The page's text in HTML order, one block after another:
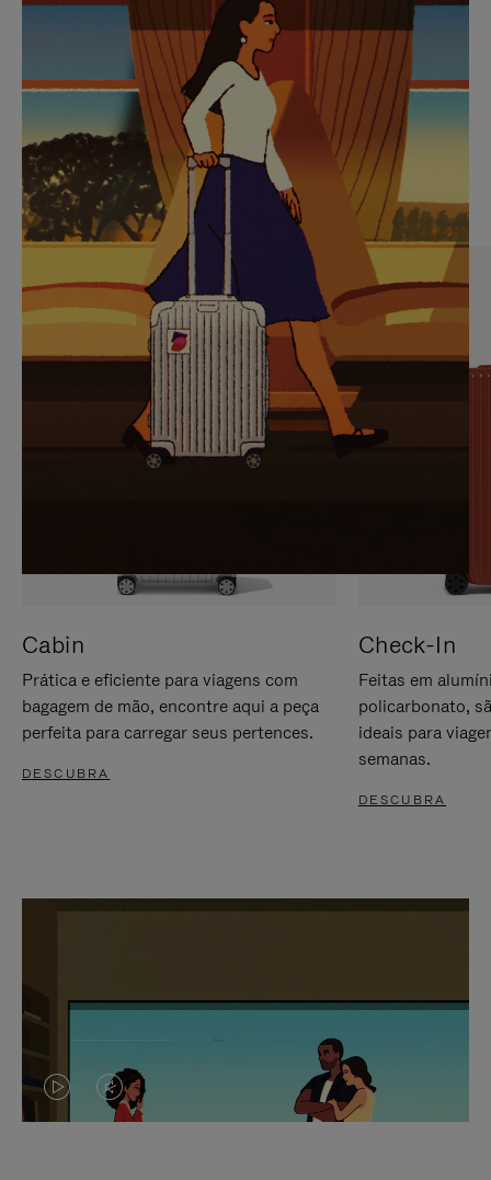
VÍDEO
NÃO
ESTÁ
PAUSADO,
PRESSIONE
PARA
PAUSÁ-
LO
VÍDEO
ESTÁ
SEM
SOM.
POR
FAVOR,
CLIQUE
PARA
ATIVÁ-
LO
SELEÇÃO DE PRESENTES CUIDADOSAMENTE
SELECIONADA
Encontre a companheira
perfeita para cada viagem
Cabin
Prática e eficiente para viagens com
bagagem de mão, encontre aqui a peça
perfeita para carregar seus pertences.
DESCUBRA
Check-In
Feitas em
policarbonato,
ideais para
semanas.
DESCUBRA
O
O